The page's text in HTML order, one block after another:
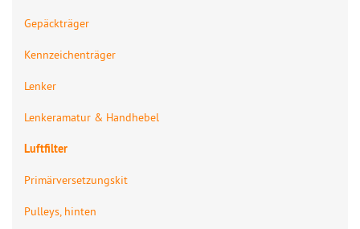
Gepäckträger
Kennzeichenträger
Lenker
Lenkeramatur & Handhebel
Luftfilter
Primärversetzungskit
Pulleys, hinten